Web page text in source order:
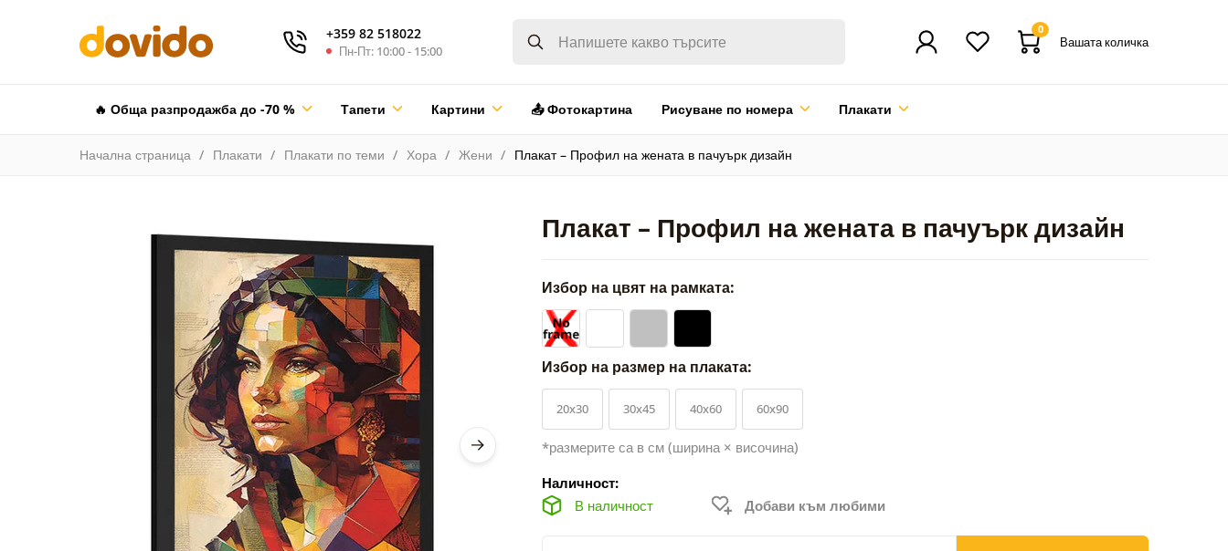
+359 82 518022
Пн-Пт: 10:00 - 15:00
0
Вашата количка
🔥 Обща разпродажба до -70 % Тапети Картини 📤 Фотокартина Рисуване по номера Плакати
Начална страница Плакати Плакати по теми Хора Жени Плакат – Профил на жената в пачуърк дизайн
Плакат – Профил на жената в пачуърк дизайн
Избор на цвят на рамката:
Избор на размер на плаката:
20x30 30x45 40x60 60x90
*размерите са в см (ширина × височина)
Наличност:
В наличност
Добави към любими